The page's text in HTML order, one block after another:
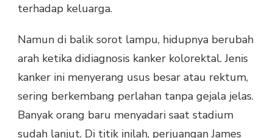
terhadap keluarga.
Namun di balik sorot lampu, hidupnya berubah
arah ketika didiagnosis kanker kolorektal. Jenis
kanker ini menyerang usus besar atau rektum,
sering berkembang perlahan tanpa gejala jelas.
Banyak orang baru menyadari saat stadium
sudah lanjut. Di titik inilah, perjuangan James